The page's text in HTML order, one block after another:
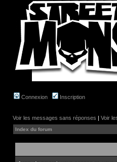
Connexion Inscription
Voir les messages sans réponses | Voir
Index du forum